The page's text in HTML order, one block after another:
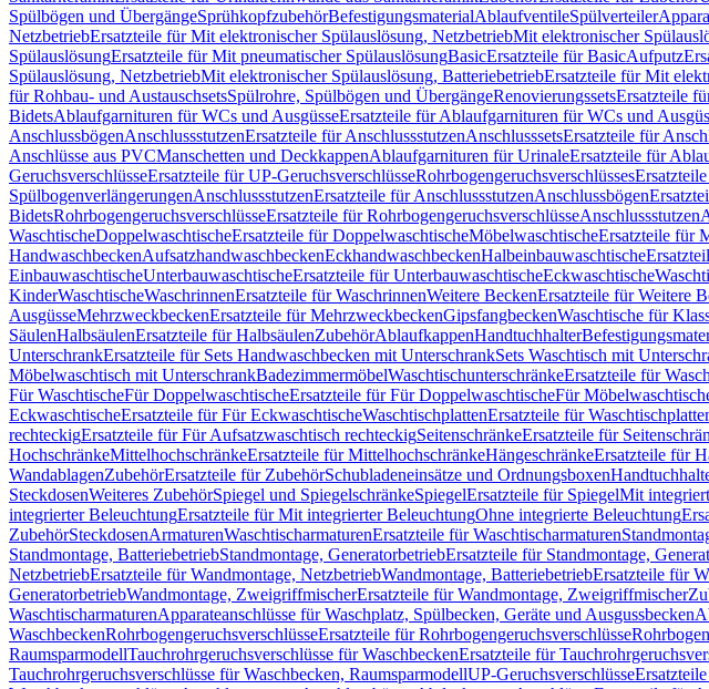
Spülbögen und ÜbergängeSprühkopfzubehörBefestigungsmaterialAblaufventileSpülverteiler
NetzbetriebErsatzteile für Mit elektronischer Spülauslösung, NetzbetriebMit elektronischer
SpülauslösungErsatzteile für Mit pneumatischer SpülauslösungBasicErsatzteile für BasicAufputz
Spülauslösung, NetzbetriebMit elektronischer Spülauslösung, BatteriebetriebErsatzteile für Mit
für Rohbau- und AustauschsetsSpülrohre, Spülbögen und ÜbergängeRenovierungssetsErsatzteile
BidetsAblaufgarnituren für WCs und AusgüsseErsatzteile für Ablaufgarnituren für WCs und
AnschlussbögenAnschlussstutzenErsatzteile für AnschlussstutzenAnschlusssetsErsatzteile für
Anschlüsse aus PVCManschetten und DeckkappenAblaufgarnituren für UrinaleErsatzteile für
GeruchsverschlüsseErsatzteile für UP-GeruchsverschlüsseRohrbogengeruchsverschlüsses
SpülbogenverlängerungenAnschlussstutzenErsatzteile für AnschlussstutzenAnschlussbögen
BidetsRohrbogengeruchsverschlüsseErsatzteile für RohrbogengeruchsverschlüsseAnschlussstutzen
WaschtischeDoppelwaschtischeErsatzteile für DoppelwaschtischeMöbelwaschtischeErsatzteile für
HandwaschbeckenAufsatzhandwaschbeckenEckhandwaschbeckenHalbeinbauwaschtische
EinbauwaschtischeUnterbauwaschtischeErsatzteile für UnterbauwaschtischeEckwaschtische
KinderWaschtischeWaschrinnenErsatzteile für WaschrinnenWeitere BeckenErsatzteile für Weitere
AusgüsseMehrzweckbeckenErsatzteile für MehrzweckbeckenGipsfangbeckenWaschtische für
SäulenHalbsäulenErsatzteile für HalbsäulenZubehörAblaufkappenHandtuchhalter
UnterschrankErsatzteile für Sets Handwaschbecken mit UnterschrankSets Waschtisch mit
Möbelwaschtisch mit UnterschrankBadezimmermöbelWaschtischunterschränkeErsatzteile für
Für WaschtischeFür DoppelwaschtischeErsatzteile für Für DoppelwaschtischeFür
EckwaschtischeErsatzteile für Für EckwaschtischeWaschtischplattenErsatzteile für
rechteckigErsatzteile für Für Aufsatzwaschtisch rechteckigSeitenschränkeErsatzteile für
HochschränkeMittelhochschränkeErsatzteile für MittelhochschränkeHängeschränkeErsatzteile für
WandablagenZubehörErsatzteile für ZubehörSchubladeneinsätze und Ordnungsboxen
SteckdosenWeiteres ZubehörSpiegel und SpiegelschränkeSpiegelErsatzteile für SpiegelMit
integrierter BeleuchtungErsatzteile für Mit integrierter BeleuchtungOhne integrierte Beleuchtung
ZubehörSteckdosenArmaturenWaschtischarmaturenErsatzteile für Waschtischarmaturen
Standmontage, BatteriebetriebStandmontage, GeneratorbetriebErsatzteile für Standmontage,
NetzbetriebErsatzteile für Wandmontage, NetzbetriebWandmontage, BatteriebetriebErsatzteile für
GeneratorbetriebWandmontage, ZweigriffmischerErsatzteile für Wandmontage, Zweigriffmischer
WaschtischarmaturenApparateanschlüsse für Waschplatz, Spülbecken, Geräte und Ausgussbecken
WaschbeckenRohrbogengeruchsverschlüsseErsatzteile für Rohrbogengeruchsverschlüsse
RaumsparmodellTauchrohrgeruchsverschlüsse für WaschbeckenErsatzteile für
Tauchrohrgeruchsverschlüsse für Waschbecken, RaumsparmodellUP-Geruchsverschlüsse